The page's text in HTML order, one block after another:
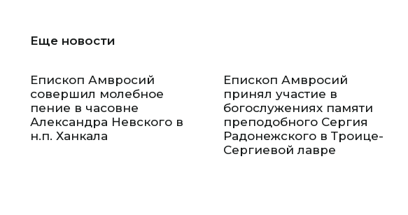
Еще новости
Епископ Амвросий
совершил молебное
пение в часовне
Александра Невского в
н.п. Ханкала
Епископ Амвросий
принял участие в
богослужениях памяти
преподобного Сергия
Радонежского в Троице-
Сергиевой лавре